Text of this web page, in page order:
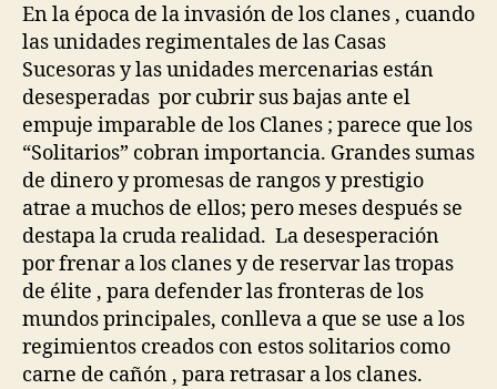
En la época de la invasión de los clanes , cuando
las unidades regimentales de las Casas
Sucesoras y las unidades mercenarias están
desesperadas por cubrir sus bajas ante el
empuje imparable de los Clanes ; parece que los
“Solitarios” cobran importancia. Grandes sumas
de dinero y promesas de rangos y prestigio
atrae a muchos de ellos; pero meses después se
destapa la cruda realidad. La desesperación
por frenar a los clanes y de reservar las tropas
de élite , para defender las fronteras de los
mundos principales, conlleva a que se use a los
regimientos creados con estos solitarios como
carne de cañón , para retrasar a los clanes.